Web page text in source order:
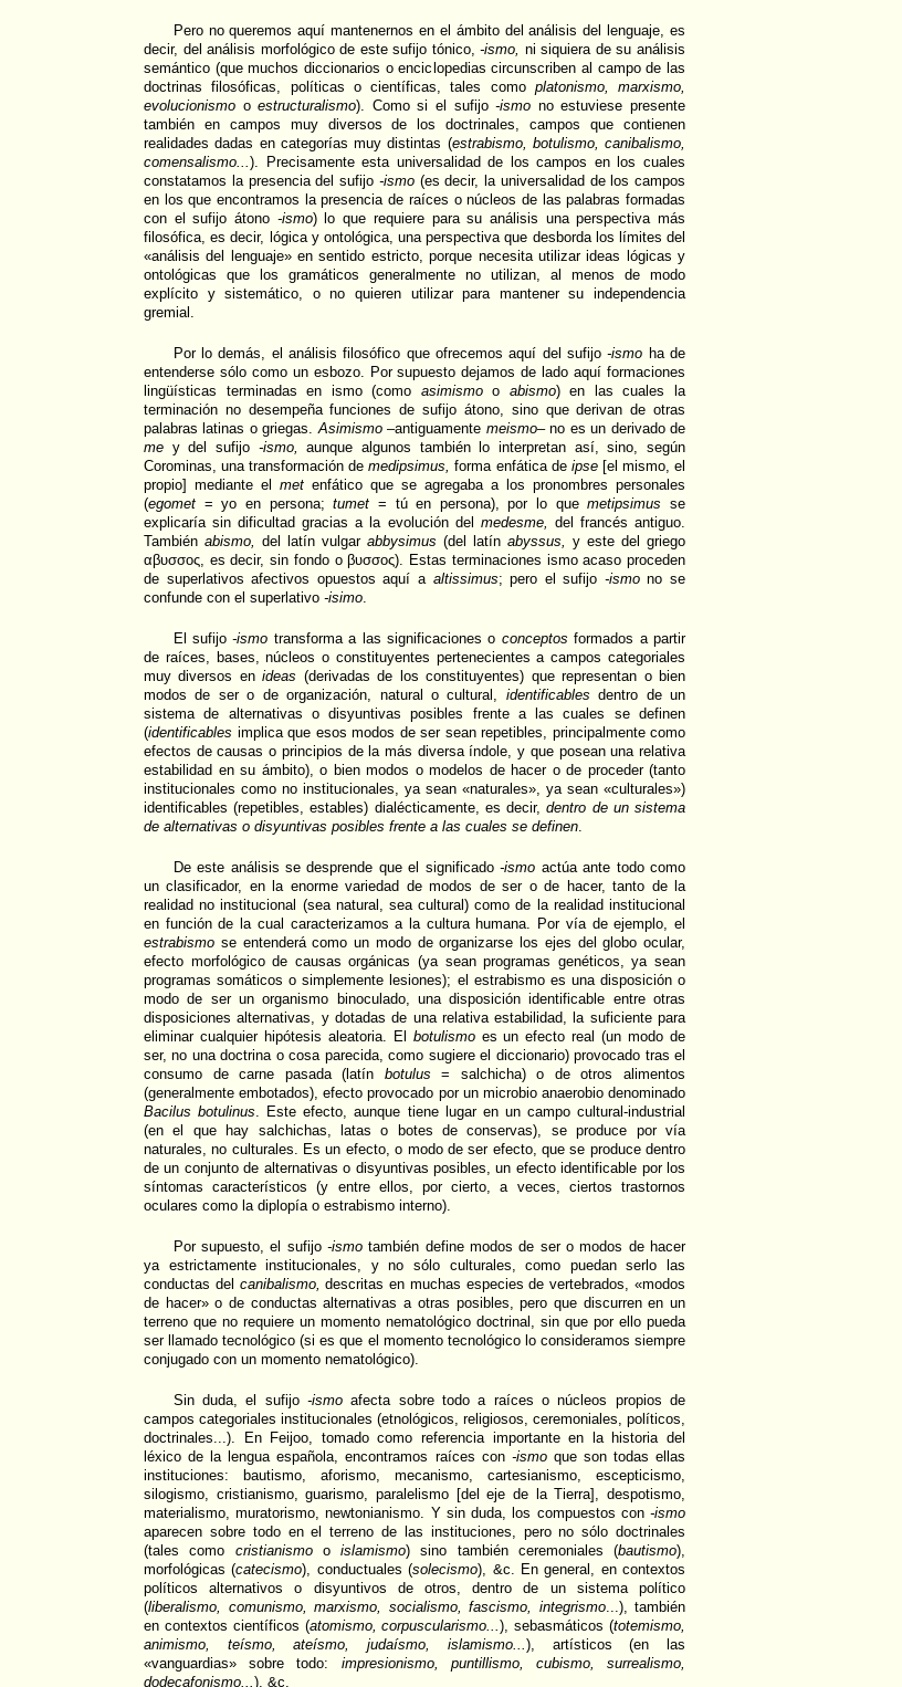
Pero no queremos aquí mantenernos en el ámbito del análisis del lenguaje, es
decir, del análisis morfológico de este sufijo tónico,-ismo, ni siquiera de su análisis
semántico (que muchos diccionarios o enciclopedias circunscriben al campo de las
doctrinas filosóficas, políticas o científicas, tales como platonismo, marxismo,
evolucionismo oestructuralismo). Como si el sufijo-ismo no estuviese presente
también en campos muy diversos de los doctrinales, campos que contienen
realidades dadas en categorías muy distintas (estrabismo, botulismo, canibalismo,
comensalismo...). Precisamente esta universalidad de los campos en los cuales
constatamos la presencia del sufijo -ismo(es decir, la universalidad de los campos
en los que encontramos la presencia de raíces o núcleos de las palabras formadas
con el sufijo átono -ismo) lo que requiere para su análisis una perspectiva más
filosófica, es decir, lógica y ontológica, una perspectiva que desborda los límites del
«análisis del lenguaje» en sentido estricto, porque necesita utilizar ideas lógicas y
ontológicas que los gramáticos generalmente no utilizan, al menos de modo
explícito y sistemático, o no quieren utilizar para mantener su independencia
gremial.
Por lo demás, el análisis filosófico que ofrecemos aquí del sufijo-ismo ha de
entenderse sólo como un esbozo. Por supuesto dejamos de lado aquí formaciones
lingüísticas terminadas en ismo (como asimismoo abismo) en las cuales la
terminación no desempeña funciones de sufijo átono, sino que derivan de otras
palabras latinas o griegas.Asimismo–antiguamente meismo– no es un derivado de
me y del sufijo -ismo, aunque algunos también lo interpretan así, sino, según
Corominas, una transformación demedipsimus, forma enfática de ipse[el mismo, el
propio] mediante el met enfático que se agregaba a los pronombres personales
(egomet = yo en persona;tumet = tú en persona), por lo quemetipsimus se
explicaría sin dificultad gracias a la evolución del medesme, del francés antiguo.
También abismo, del latín vulgar abbysimus (del latín abyssus, y este del griego
αβυσσоς, es decir, sin fondo o βυσσоς). Estas terminaciones ismo acaso proceden
de superlativos afectivos opuestos aquí a altissimus; pero el sufijo -ismono se
confunde con el superlativo -isimo.
El sufijo-ismo transforma a las significaciones o conceptos formados a partir
de raíces, bases, núcleos o constituyentes pertenecientes a campos categoriales
muy diversos enideas (derivadas de los constituyentes) que representan o bien
modos de ser o de organización, natural o cultural, identificables dentro de un
sistema de alternativas o disyuntivas posibles frente a las cuales se definen
(identificables implica que esos modos de ser sean repetibles, principalmente como
efectos de causas o principios de la más diversa índole, y que posean una relativa
estabilidad en su ámbito), o bien modos o modelos de hacer o de proceder (tanto
institucionales como no institucionales, ya sean «naturales», ya sean «culturales»)
identificables (repetibles, estables) dialécticamente, es decir,dentro de un sistema
de alternativas o disyuntivas posibles frente a las cuales se definen.
De este análisis se desprende que el significado-ismo actúa ante todo como
un clasificador, en la enorme variedad de modos de ser o de hacer, tanto de la
realidad no institucional (sea natural, sea cultural) como de la realidad institucional
en función de la cual caracterizamos a la cultura humana. Por vía de ejemplo, el
estrabismo se entenderá como un modo de organizarse los ejes del globo ocular,
efecto morfológico de causas orgánicas (ya sean programas genéticos, ya sean
programas somáticos o simplemente lesiones); el estrabismo es una disposición o
modo de ser un organismo binoculado, una disposición identificable entre otras
disposiciones alternativas, y dotadas de una relativa estabilidad, la suficiente para
eliminar cualquier hipótesis aleatoria. El botulismoes un efecto real (un modo de
ser, no una doctrina o cosa parecida, como sugiere el diccionario) provocado tras el
consumo de carne pasada (latín botulus = salchicha) o de otros alimentos
(generalmente embotados), efecto provocado por un microbio anaerobio denominado
Bacilus botulinus. Este efecto, aunque tiene lugar en un campo cultural-industrial
(en el que hay salchichas, latas o botes de conservas), se produce por vía
naturales, no culturales. Es un efecto, o modo de ser efecto, que se produce dentro
de un conjunto de alternativas o disyuntivas posibles, un efecto identificable por los
síntomas característicos (y entre ellos, por cierto, a veces, ciertos trastornos
oculares como la diplopía o estrabismo interno).
Por supuesto, el sufijo -ismo también define modos de ser o modos de hacer
ya estrictamente institucionales, y no sólo culturales, como puedan serlo las
conductas del canibalismo, descritas en muchas especies de vertebrados, «modos
de hacer» o de conductas alternativas a otras posibles, pero que discurren en un
terreno que no requiere un momento nematológico doctrinal, sin que por ello pueda
ser llamado tecnológico (si es que el momento tecnológico lo consideramos siempre
conjugado con un momento nematológico).
Sin duda, el sufijo -ismo afecta sobre todo a raíces o núcleos propios de
campos categoriales institucionales (etnológicos, religiosos, ceremoniales, políticos,
doctrinales...). En Feijoo, tomado como referencia importante en la historia del
léxico de la lengua española, encontramos raíces con -ismoque son todas ellas
instituciones: bautismo, aforismo, mecanismo, cartesianismo, escepticismo,
silogismo, cristianismo, guarismo, paralelismo [del eje de la Tierra], despotismo,
materialismo, muratorismo, newtonianismo. Y sin duda, los compuestos con -ismo
aparecen sobre todo en el terreno de las instituciones, pero no sólo doctrinales
(tales como cristianismoo islamismo) sino también ceremoniales (bautismo),
morfológicas (catecismo), conductuales (solecismo), &c. En general, en contextos
políticos alternativos o disyuntivos de otros, dentro de un sistema político
(liberalismo, comunismo, marxismo, socialismo, fascismo, integrismo...), también
en contextos científicos (atomismo, corpuscularismo...), sebasmáticos (totemismo,
animismo, teísmo, ateísmo, judaísmo, islamismo...), artísticos (en las
«vanguardias» sobre todo: impresionismo, puntillismo, cubismo, surrealismo,
dodecafonismo...), &c.